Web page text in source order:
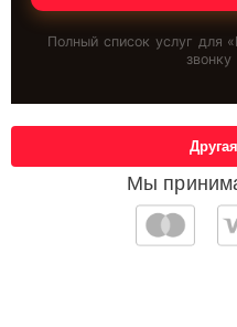
Полный список услуг для «
Мы